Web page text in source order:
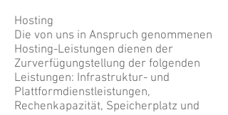
Hosting
Die von uns in Anspruch genommenen
Hosting-Leistungen dienen der
Zurverfügungstellung der folgenden
Leistungen: Infrastruktur- und
Plattformdienstleistungen,
Rechenkapazität, Speicherplatz und